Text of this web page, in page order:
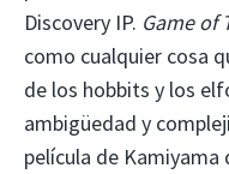
Discovery IP. Game of
como cualquier cosa
de los hobbits y los
ambigüedad y
película de Kamiyama